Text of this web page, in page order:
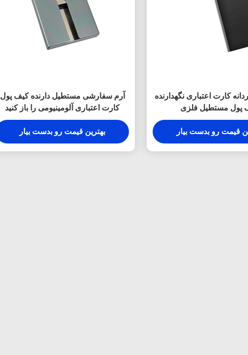
کارت اعتباری نگهدارنده
پول مستطیل فلزی
قیمت رو بدست بیار
آرم سفارشی مستطیل دارنده کیف پول
کارت اعتباری آلومینیومی را باز کنید
بهترین قیمت رو بدست بیار